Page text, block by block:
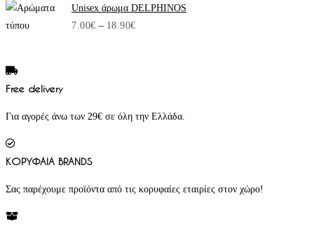
18.90€
Unisex άρωμα DELPHINOS
7.00€ – 18.90€Price
Free delivery
Για αγορές άνω των 29€ σε όλη την Ελλάδα.
ΚΟΡΥΦΑΙΑ BRANDS
Σας παρέχουμε προϊόντα από τις κορυφαίες εταιρίες στον χώρο!